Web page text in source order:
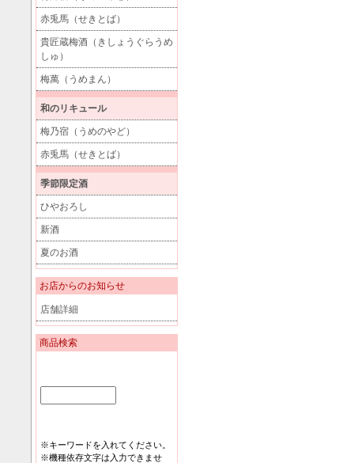
赤兎馬（せきとば）
貴匠蔵梅酒（きしょうぐらうめ
しゅ）
梅萬（うめまん）
和のリキュール
梅乃宿（うめのやど）
赤兎馬（せきとば）
季節限定酒
ひやおろし
新酒
夏のお酒
お店からのお知らせ
店舗詳細
商品検索
※キーワードを入れてください。
※機種依存文字は入力できませ